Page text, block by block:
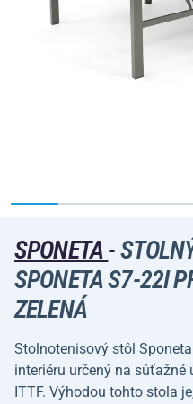
SPONETA-
SPONETA S7-22I
ZELENÁ
Stolnotenisový stôl
interiéru určený na
ITTF. Výhodou tohto stola